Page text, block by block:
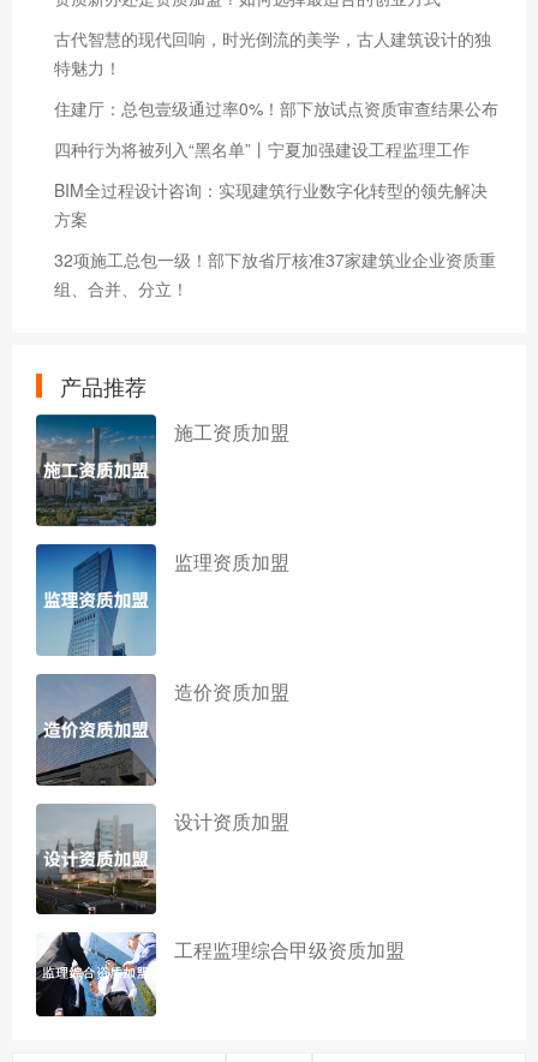
古代智慧的现代回响，时光倒流的美学，古人建筑设计的独
特魅力！
住建厅：总包壹级通过率0%！部下放试点资质审查结果公布
四种行为将被列入“黑名单”丨宁夏加强建设工程监理工作
BIM全过程设计咨询：实现建筑行业数字化转型的领先解决
方案
32项施工总包一级！部下放省厅核准37家建筑业企业资质重
组、合并、分立！
产品推荐
施工资质加盟
监理资质加盟
造价资质加盟
设计资质加盟
工程监理综合甲级资质加盟